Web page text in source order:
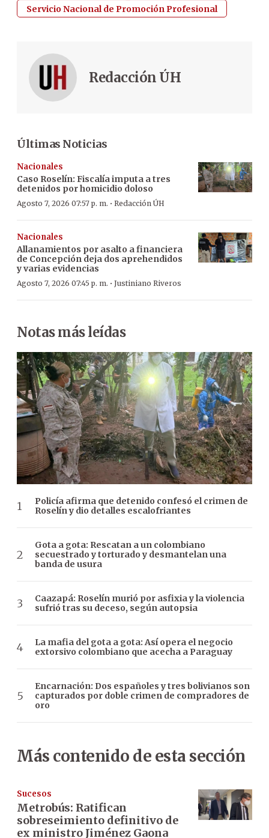
Servicio Nacional de Promoción Profesional
Redacción ÚH
Últimas Noticias
Nacionales
Caso Roselín: Fiscalía imputa a tres
detenidos por homicidio doloso
Agosto 7, 2026 07:57 p. m. · Redacción ÚH
Nacionales
Allanamientos por asalto a financiera
de Concepción deja dos aprehendidos
y varias evidencias
Agosto 7, 2026 07:45 p. m. · Justiniano Riveros
Notas más leídas
Policía afirma que detenido confesó el crimen de
Roselín y dio detalles escalofriantes
Gota a gota: Rescatan a un colombiano
secuestrado y torturado y desmantelan una
banda de usura
Caazapá: Roselín murió por asfixia y la violencia
sufrió tras su deceso, según autopsia
La mafia del gota a gota: Así opera el negocio
extorsivo colombiano que acecha a Paraguay
Encarnación: Dos españoles y tres bolivianos son
capturados por doble crimen de compradores de
oro
Más contenido de esta sección
Sucesos
Metrobús: Ratifican
sobreseimiento definitivo de
ex ministro Jiménez Gaona